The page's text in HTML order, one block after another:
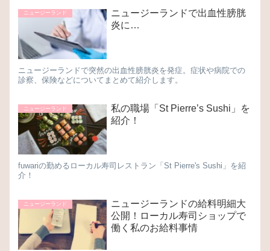
ニュージーランド
ニュージーランドで出血性膀胱
炎に…
ニュージーランドで突然の出血性膀胱炎を発症。症状や病院での
診察、保険などについてまとめて紹介します。
ニュージーランド
私の職場「St Pierre’s Sushi」を
紹介！
fuwariの勤めるローカル寿司レストラン「St Pierre's Sushi」を紹
介！
ニュージーランド
ニュージーランドの給料明細大
公開！ローカル寿司ショップで
働く私のお給料事情